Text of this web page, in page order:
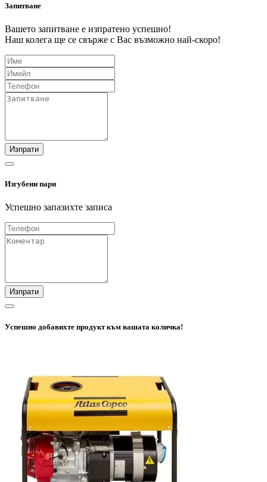
Запитване
Вашето запитване е изпратено успешно!
Наш колега ще се свърже с Вас възможно най-скоро!
Изпрати
Изгубени пари
Успешно запазихте записа
Изпрати
Успешно добавихте продукт към вашата количка!